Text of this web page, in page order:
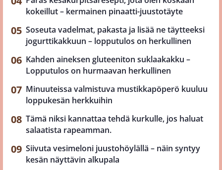
kokeillut – kermainen pinaatti-juustotäyte
Soseuta vadelmat, pakasta ja lisää ne täytteeksi
jogurttikakkuun – lopputulos on herkullinen
Kahden aineksen gluteeniton suklaakakku –
Lopputulos on hurmaavan herkullinen
Minuuteissa valmistuva mustikkapöperö kuuluu
loppukesän herkkuihin
Tämä niksi kannattaa tehdä kurkulle, jos haluat
salaatista rapeamman.
Siivuta vesimeloni juustohöylällä – näin syntyy
kesän näyttävin alkupala